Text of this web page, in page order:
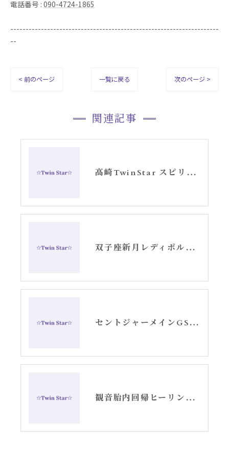
電話番号 : 090-4724-1865
--------------------------------------------------------------------
--
< 前のページ 一覧に戻る 次のページ >
関連記事
高崎TwinStar スピリチュアルサロン1月のお知らせ
双子座新月レディポルシャメッセージ・セントジャーメイン遠隔今夜から
セントジャーメインGSVF遠隔・お悩み別スピリチュアルアロマオイル制作します。
観音胎内回帰ヒーリング遠隔コールイン〜甘露アロマぱひゅーむ付き〜